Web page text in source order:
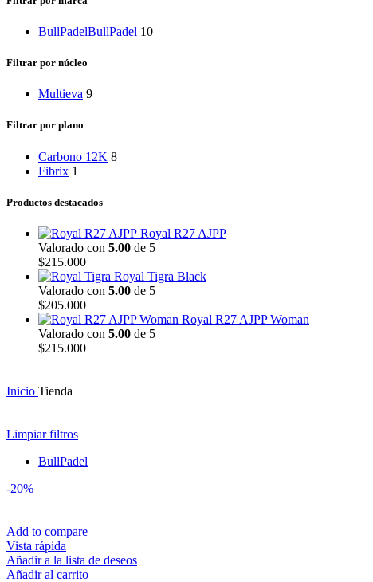
BullPadelBullPadel 10
Filtrar por núcleo
Multieva 9
Filtrar por plano
Carbono 12K 8
Fibrix 1
Productos destacados
Royal R27 AJPP
Valorado con 5.00 de 5
$215.000
Royal Tigra Black
Valorado con 5.00 de 5
$205.000
Royal R27 AJPP Woman
Valorado con 5.00 de 5
$215.000
Inicio Tienda
Limpiar filtros
BullPadel
-20%
Add to compare
Vista rápida
Añadir a la lista de deseos
Añadir al carrito